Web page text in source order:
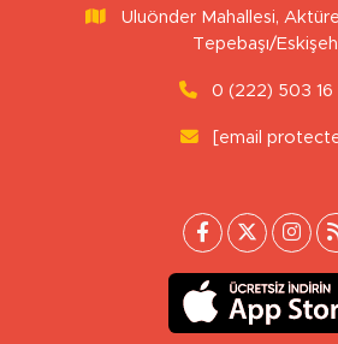
Uluönder Mahallesi,
Tepebaşı/
0 (222) 503 16
[email